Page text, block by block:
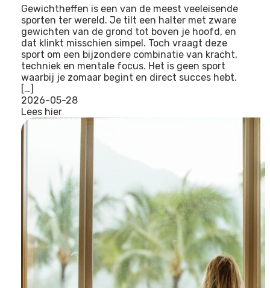
Gewichtheffen is een van de meest veeleisende
sporten ter wereld. Je tilt een halter met zware
gewichten van de grond tot boven je hoofd, en
dat klinkt misschien simpel. Toch vraagt deze
sport om een bijzondere combinatie van kracht,
techniek en mentale focus. Het is geen sport
waarbij je zomaar begint en direct succes hebt.
[…]
2026-05-28
Lees hier